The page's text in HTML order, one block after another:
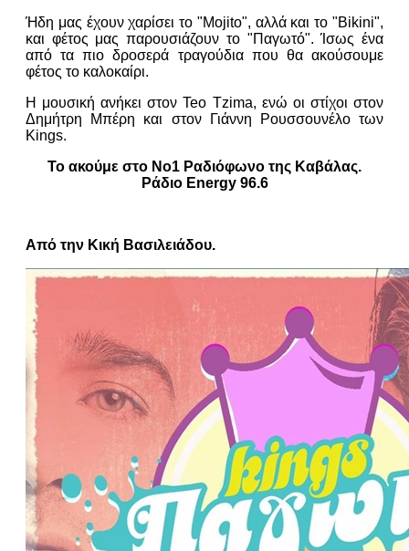
Ήδη μας έχουν χαρίσει το "Mojito", αλλά και το "Bikini",
και φέτος μας παρουσιάζουν το "Παγωτό". Ίσως ένα
από τα πιο δροσερά τραγούδια που θα ακούσουμε
φέτος το καλοκαίρι.
Η μουσική ανήκει στον Teo Tzima, ενώ οι στίχοι στον
Δημήτρη Μπέρη και στον Γιάννη Ρουσσουνέλο των
Kings.
Το ακούμε στο Νο1 Ραδιόφωνο της Καβάλας.
Ράδιο Energy 96.6
Από την Κική Βασιλειάδου.